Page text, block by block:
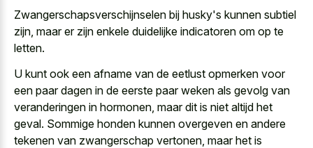
Zwangerschapsverschijnselen bij husky's kunnen subtiel
zijn, maar er zijn enkele duidelijke indicatoren om op te
letten.
U kunt ook een afname van de eetlust opmerken voor
een paar dagen in de eerste paar weken als gevolg van
veranderingen in hormonen, maar dit is niet altijd het
geval. Sommige honden kunnen overgeven en andere
tekenen van zwangerschap vertonen, maar het is